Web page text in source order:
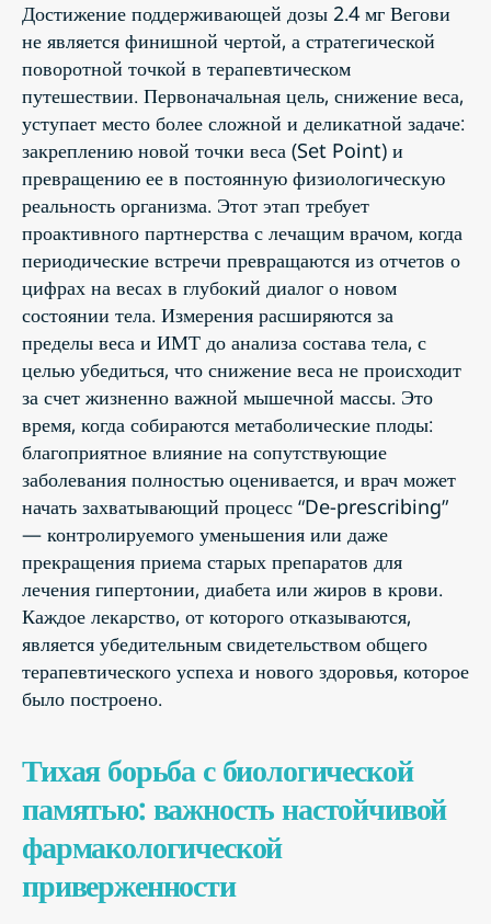
Достижение поддерживающей дозы 2.4 мг Вегови
не является финишной чертой, а стратегической
поворотной точкой в терапевтическом
путешествии. Первоначальная цель, снижение веса,
уступает место более сложной и деликатной задаче:
закреплению новой точки веса (Set Point) и
превращению ее в постоянную физиологическую
реальность организма. Этот этап требует
проактивного партнерства с лечащим врачом, когда
периодические встречи превращаются из отчетов о
цифрах на весах в глубокий диалог о новом
состоянии тела. Измерения расширяются за
пределы веса и ИМТ до анализа состава тела, с
целью убедиться, что снижение веса не происходит
за счет жизненно важной мышечной массы. Это
время, когда собираются метаболические плоды:
благоприятное влияние на сопутствующие
заболевания полностью оценивается, и врач может
начать захватывающий процесс “De-prescribing”
— контролируемого уменьшения или даже
прекращения приема старых препаратов для
лечения гипертонии, диабета или жиров в крови.
Каждое лекарство, от которого отказываются,
является убедительным свидетельством общего
терапевтического успеха и нового здоровья, которое
было построено.
Тихая борьба с биологической
памятью: важность настойчивой
фармакологической
приверженности